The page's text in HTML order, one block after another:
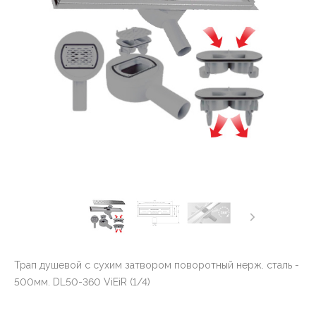
Трап душевой с сухим затвором поворотный нерж. сталь -
500мм. DL50-360 ViEiR (1/4)